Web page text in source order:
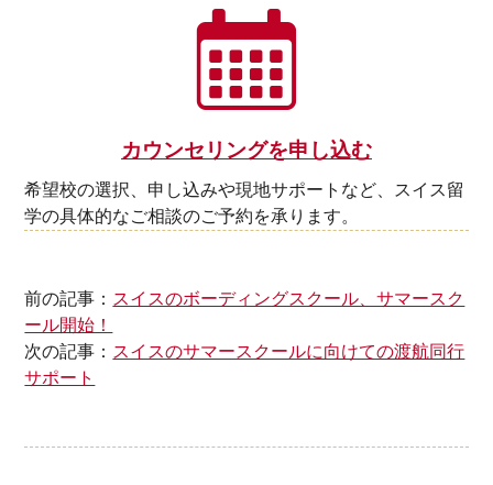
カウンセリングを申し込む
希望校の選択、申し込みや現地サポートなど、スイス留
学の具体的なご相談のご予約を承ります。
前の記事： スイスのボーディングスクール、サマースク
ール開始！
次の記事： スイスのサマースクールに向けての渡航同行
サポート